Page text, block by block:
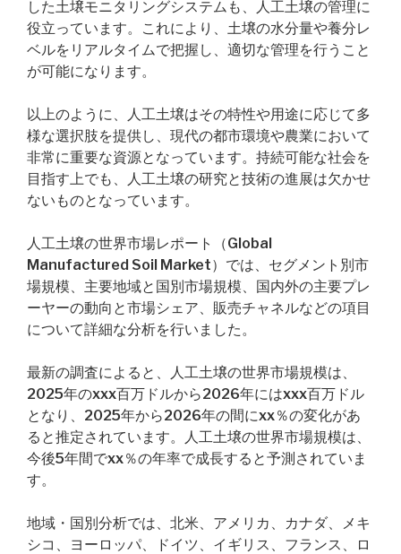
した土壌モニタリングシステムも、人工土壌の管理に
役立っています。これにより、土壌の水分量や養分レ
ベルをリアルタイムで把握し、適切な管理を行うこと
が可能になります。
以上のように、人工土壌はその特性や用途に応じて多
様な選択肢を提供し、現代の都市環境や農業において
非常に重要な資源となっています。持続可能な社会を
目指す上でも、人工土壌の研究と技術の進展は欠かせ
ないものとなっています。
人工土壌の世界市場レポート（Global
Manufactured Soil Market）では、セグメント別市
場規模、主要地域と国別市場規模、国内外の主要プレ
ーヤーの動向と市場シェア、販売チャネルなどの項目
について詳細な分析を行いました。
最新の調査によると、人工土壌の世界市場規模は、
2025年のxxx百万ドルから2026年にはxxx百万ドル
となり、2025年から2026年の間にxx％の変化があ
ると推定されています。人工土壌の世界市場規模は、
今後5年間でxx％の年率で成長すると予測されていま
す。
地域・国別分析では、北米、アメリカ、カナダ、メキ
シコ、ヨーロッパ、ドイツ、イギリス、フランス、ロ